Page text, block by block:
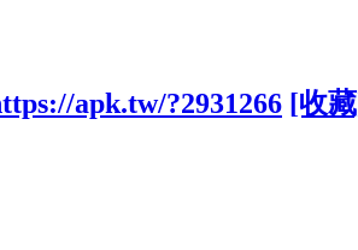
apk.tw/?2931266 [收